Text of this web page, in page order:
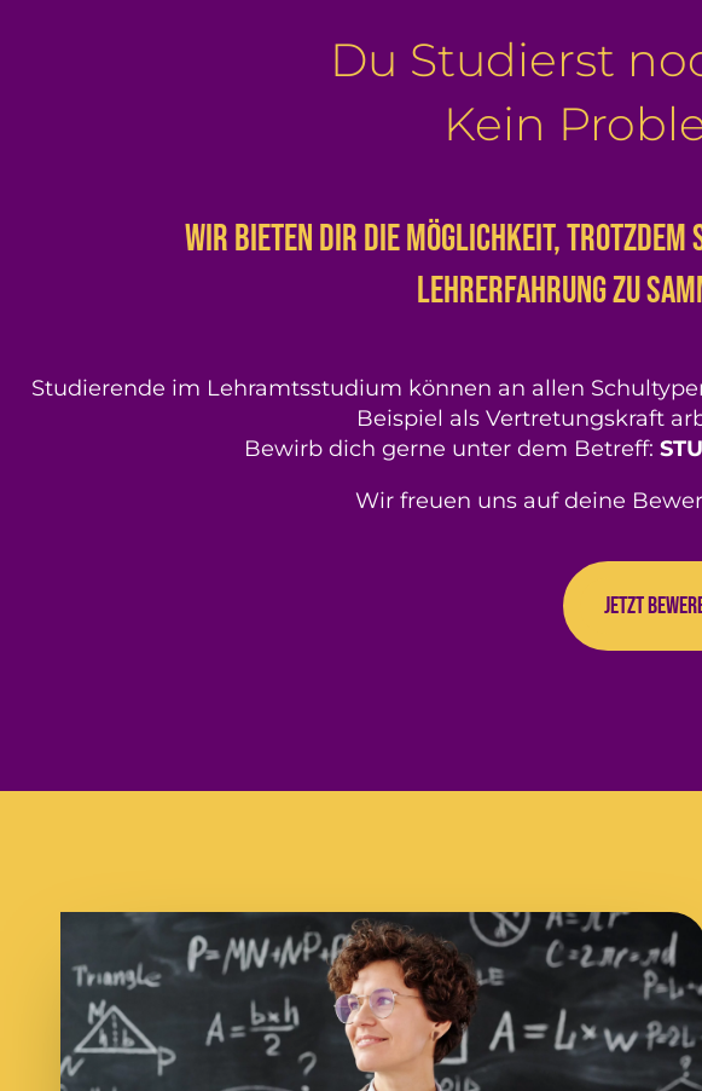
Du Studierst
Kein
Wir bieten dir die Möglichkeit, trotzdem
Lehrerfahrung zu
Studierende im Lehramtsstudium können an allen
Beispiel als Vertretungskraft
Bewirb dich gerne unter dem Betreff:
Wir freuen uns auf deine
Jetzt